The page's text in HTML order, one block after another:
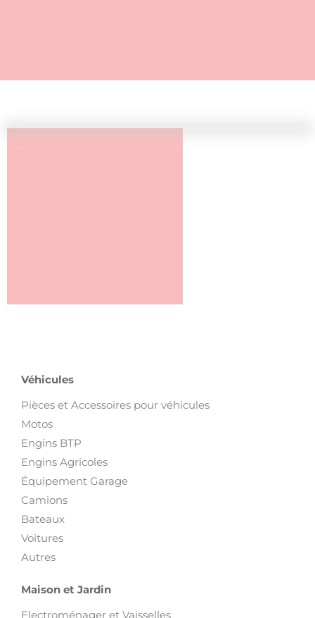
Véhicules
Pièces et Accessoires pour véhicules
Motos
Engins BTP
Engins Agricoles
Équipement Garage
Camions
Bateaux
Voitures
Autres
Maison et Jardin
Electroménager et Vaisselles